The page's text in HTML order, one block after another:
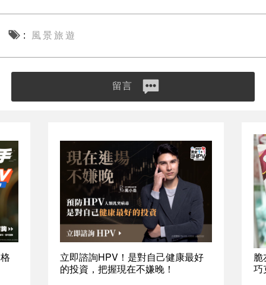
風景旅遊
留言
立即諮詢HPV！是對自己健康最好
的投資，把握現在不嫌晚！
脆
巧